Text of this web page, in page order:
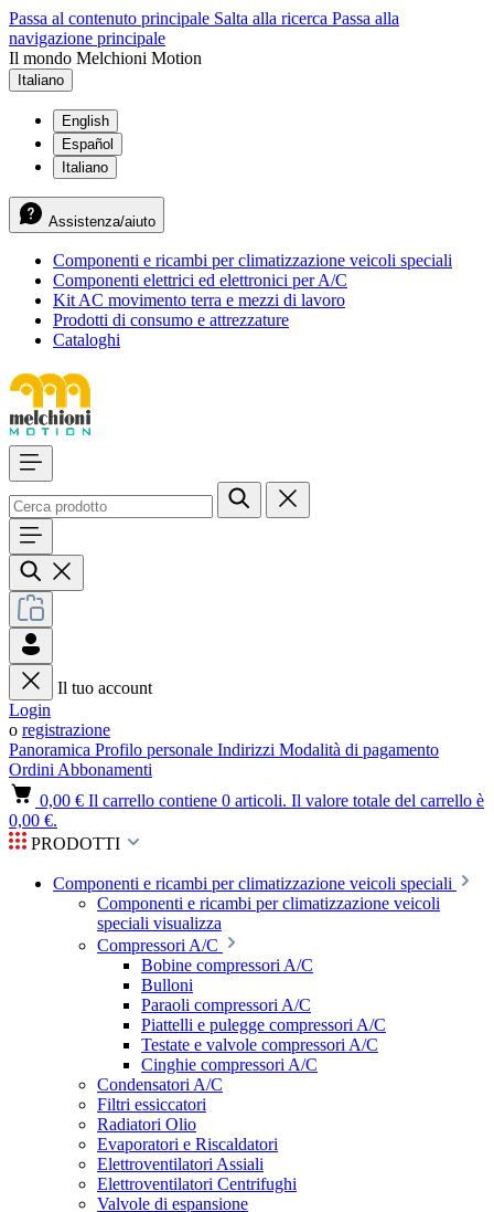
Passa al contenuto principale Salta alla ricerca Passa alla
navigazione principale
Il mondo Melchioni Motion
Italiano
English
Español
Italiano
Assistenza/aiuto
Componenti e ricambi per climatizzazione veicoli speciali
Componenti elettrici ed elettronici per A/C
Kit AC movimento terra e mezzi di lavoro
Prodotti di consumo e attrezzature
Cataloghi
Il tuo account
Login
o registrazione
Panoramica Profilo personale Indirizzi Modalità di pagamento
Ordini Abbonamenti
0,00 € Il carrello contiene 0 articoli. Il valore totale del carrello è
0,00 €.
PRODOTTI
Componenti e ricambi per climatizzazione veicoli speciali
Componenti e ricambi per climatizzazione veicoli
speciali visualizza
Compressori A/C
Bobine compressori A/C
Bulloni
Paraoli compressori A/C
Piattelli e pulegge compressori A/C
Testate e valvole compressori A/C
Cinghie compressori A/C
Condensatori A/C
Filtri essiccatori
Radiatori Olio
Evaporatori e Riscaldatori
Elettroventilatori Assiali
Elettroventilatori Centrifughi
Valvole di espansione